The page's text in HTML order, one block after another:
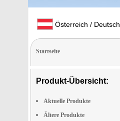
Österreich / Deutsch
Startseite
Produkt-Übersicht:
Aktuelle Produkte
Ältere Produkte